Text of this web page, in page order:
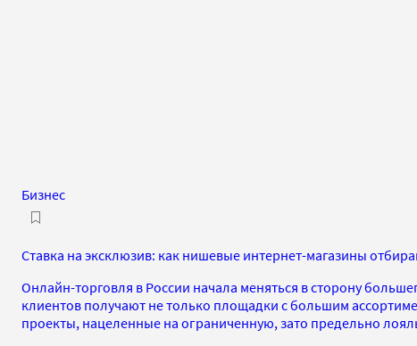
Бизнес
Ставка на эксклюзив: как нишевые интернет-магазины
Онлайн-торговля в России начала меняться в сторону
клиентов получают не только площадки с большим
проекты, нацеленные на ограниченную, зато предельно